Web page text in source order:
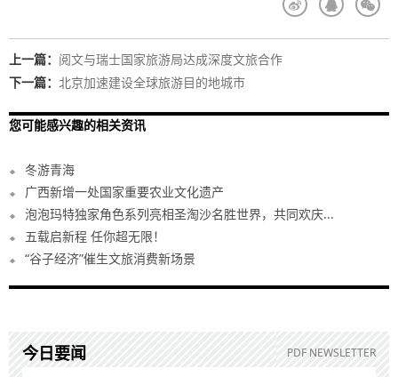
上一篇： 阅文与瑞士国家旅游局达成深度文旅合作
下一篇： 北京加速建设全球旅游目的地城市
您可能感兴趣的相关资讯
冬游青海
广西新增一处国家重要农业文化遗产
泡泡玛特独家角色系列亮相圣淘沙名胜世界，共同欢庆...
五载启新程 任你超无限！
“谷子经济”催生文旅消费新场景
今日要闻 PDF NEWSLETTER